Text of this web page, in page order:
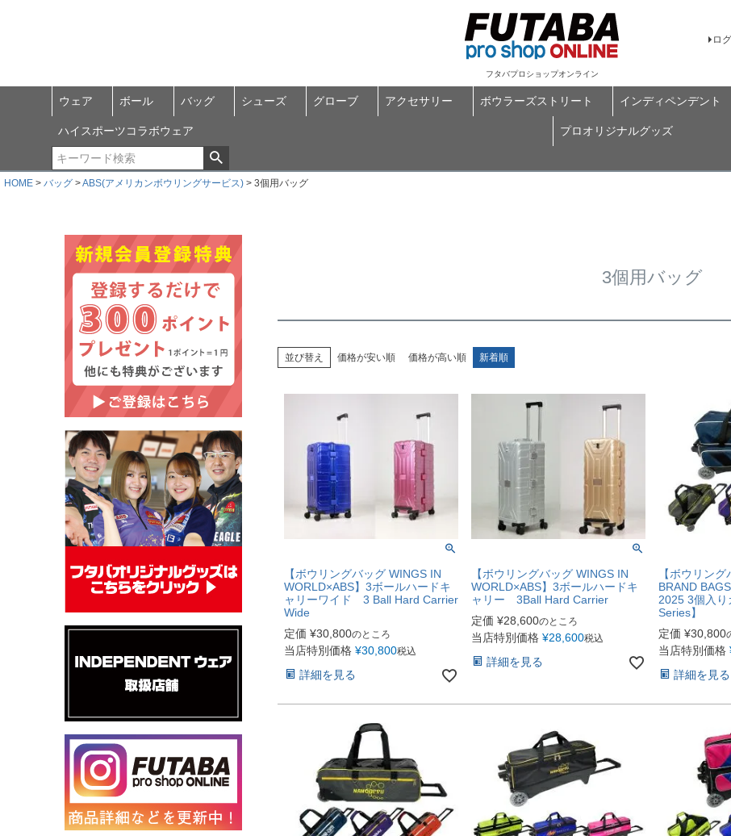
フタバプロショップオンライン
ロ
ウェア ボール バッグ シューズ グローブ アクセサリー ボウラーズストリート インディペンデント
ハイスポーツコラボウェア プロオリジナルグッズ
HOME バッグ ABS(アメリカンボウリングサービス) 3個用バッグ
3個用バッグ
並び替え 価格が安い順 価格が高い順 新着順
【ボウリングバッグ WINGS IN
WORLD×ABS】3ボールハードキ
ャリーワイド 3 Ball Hard Carrier
Wide
定価 ¥30,800のところ
当店特別価格 ¥30,800税込
詳細を見る
【ボウリングバッグ WINGS IN
WORLD×ABS】3ボールハードキ
ャリー 3Ball Hard Carrier
定価 ¥28,600のところ
当店特別価格 ¥28,600税込
詳細を見る
【ボウリング
BRAND
2025 3個入
Series】
定価 ¥30,800
当店特別価格
詳細を見る